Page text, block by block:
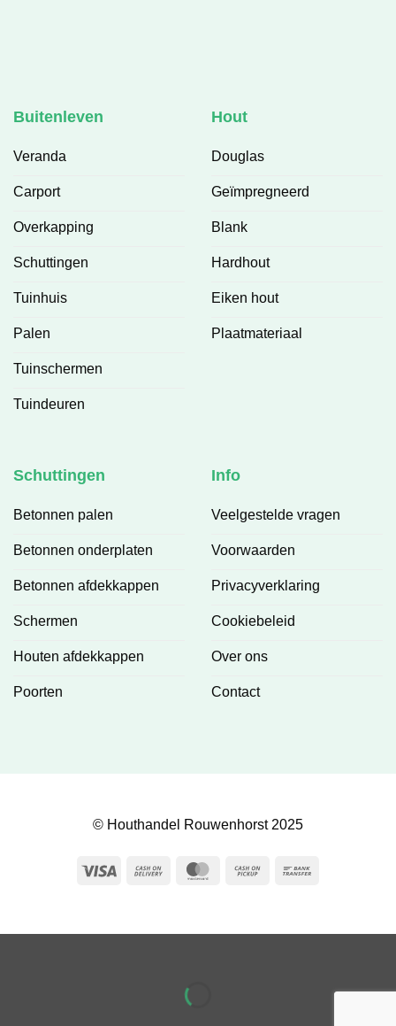
Buitenleven
Veranda
Carport
Overkapping
Schuttingen
Tuinhuis
Palen
Tuinschermen
Tuindeuren
Hout
Douglas
Geïmpregneerd
Blank
Hardhout
Eiken hout
Plaatmateriaal
Schuttingen
Betonnen palen
Betonnen onderplaten
Betonnen afdekkappen
Schermen
Houten afdekkappen
Poorten
Info
Veelgestelde vragen
Voorwaarden
Privacyverklaring
Cookiebeleid
Over ons
Contact
© Houthandel Rouwenhorst 2025
Visa
Cash
MasterCard
Cash